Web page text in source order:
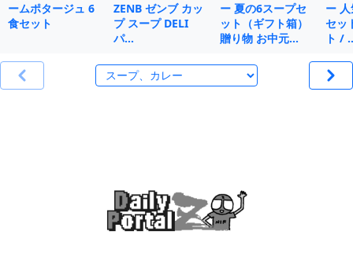
ームポタージュ 6
食セット
ZENB ゼンブ カッ
プ スープ DELI
パ…
ー 夏の6スープセ
ット（ギフト箱）
贈り物 お中元…
ー
セッ
ト /